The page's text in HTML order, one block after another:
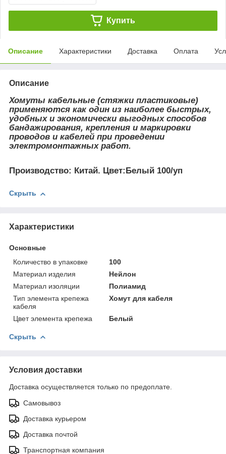
Купить
Описание Характеристики Доставка Оплата
Описание
Хомуты кабельные (стяжки пластиковые)
применяются как один из наиболее быстрых,
удобных и экономически выгодных способов
бандажирования, крепления и маркировки
проводов и кабелей при проведении
электромонтажных работ.
Производство: Китай. Цвет:Белый 100/уп
Скрыть
Характеристики
Основные
Количество в упаковке
100
Материал изделия
Нейлон
Материал изоляции
Полиамид
Тип элемента крепежа
кабеля
Хомут для кабеля
Цвет элемента крепежа Белый
Скрыть
Условия доставки
Доставка осуществляется только по предоплате.
Самовывоз
Доставка курьером
Доставка почтой
Транспортная компания